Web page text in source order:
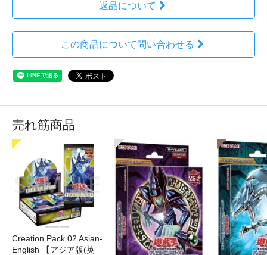
返品について
この商品について問い合わせる
売れ筋商品
Creation Pack 02 Asian-
English 【アジア版(英